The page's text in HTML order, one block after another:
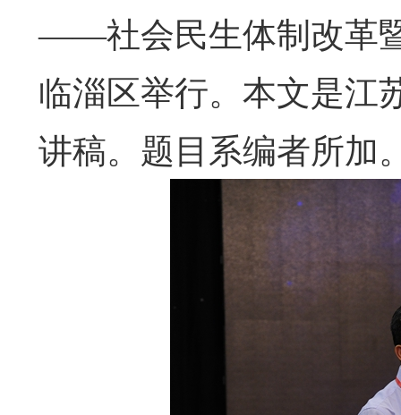
——社会民生体制改革
临淄区举行。本文是江
讲稿。题目系编者所加